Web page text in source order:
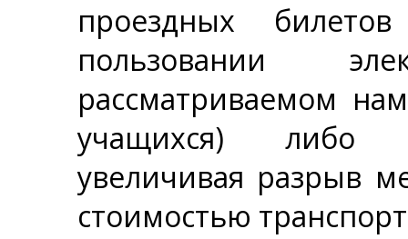
проездных
пользовании
рассматриваемом
учащихся) либо
увеличивая разрыв
стоимостью